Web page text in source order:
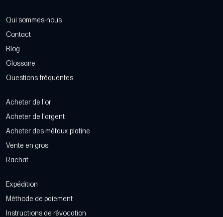
Qui sommes-nous
Contact
Blog
Glossaire
Questions fréquentes
Acheter de l'or
Acheter de l'argent
Acheter des métaux platine
Vente en gros
Rachat
Expédition
Méthode de paiement
Instructions de révocation